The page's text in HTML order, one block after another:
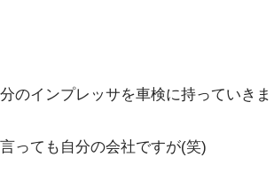
のインプレッサを車検に持っていき
っても自分の会社ですが(笑)